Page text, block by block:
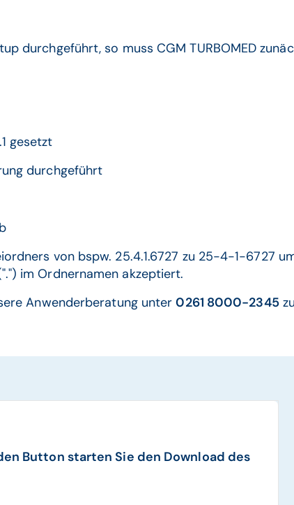
durchgeführt, so muss CGM TURBOMED
gesetzt
durchgeführt
von bspw. 25.4.1.6727 zu 25-4-1-6727
im Ordnernamen akzeptiert.
Anwenderberatung unter0261 8000-2345
Button starten Sie den Download des